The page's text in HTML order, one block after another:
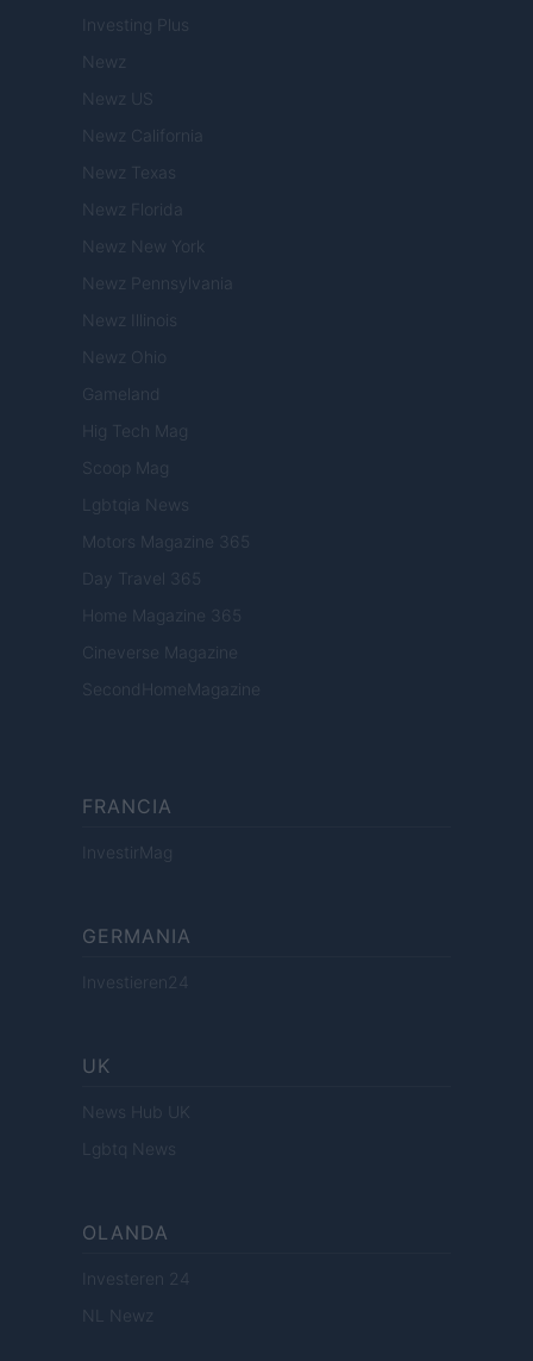
Investing Plus
Newz
Newz US
Newz California
Newz Texas
Newz Florida
Newz New York
Newz Pennsylvania
Newz Illinois
Newz Ohio
Gameland
Hig Tech Mag
Scoop Mag
Lgbtqia News
Motors Magazine 365
Day Travel 365
Home Magazine 365
Cineverse Magazine
SecondHomeMagazine
FRANCIA
InvestirMag
GERMANIA
Investieren24
UK
News Hub UK
Lgbtq News
OLANDA
Investeren 24
NL Newz